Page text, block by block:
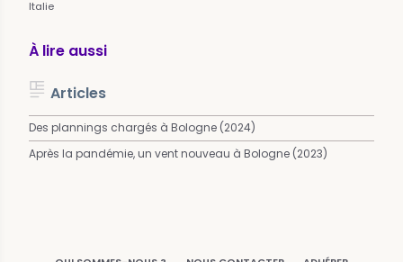
Italie
À lire aussi
Articles
Des plannings chargés à Bologne (2024)
Après la pandémie, un vent nouveau à Bologne (2023)